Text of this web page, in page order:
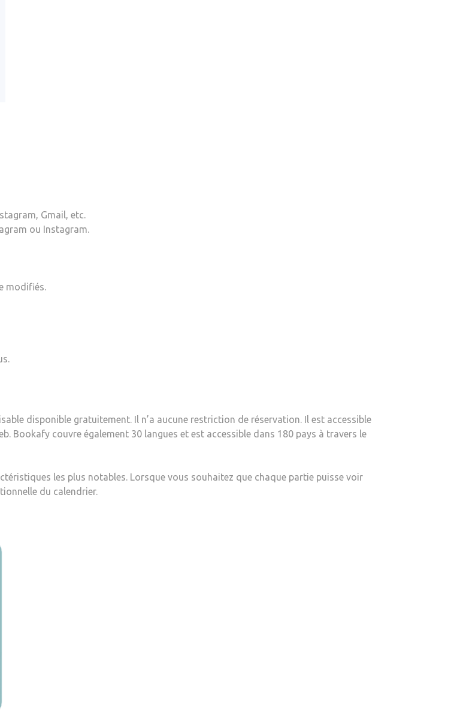
Gmail, etc.
ou Instagram.
modifiés.
disponible gratuitement. Il n’a aucune restriction de réservation. Il est accessible
Bookafy couvre également 30 langues et est accessible dans 180 pays à travers le
les plus notables. Lorsque vous souhaitez que chaque partie puisse voir
du calendrier.